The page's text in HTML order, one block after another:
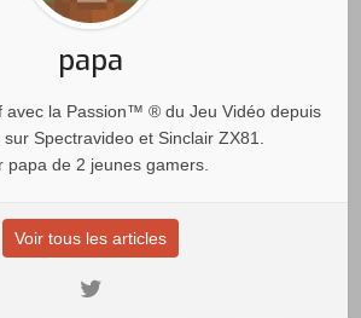
papa
avec la Passion™ ® du Jeu Vidéo depuis
Spectravideo et Sinclair ZX81.
papa de 2 jeunes gamers.
Voir tous les articles